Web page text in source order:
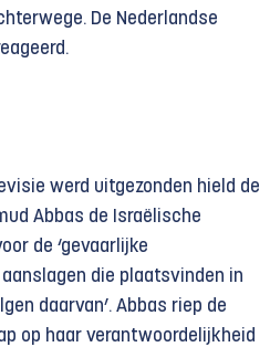
De Nederlandse
werd uitgezonden hield de
Abbas de Israëlische
de ‘gevaarlijke
die plaatsvinden in
daarvan’. Abbas riep de
op haar verantwoordelijkheid